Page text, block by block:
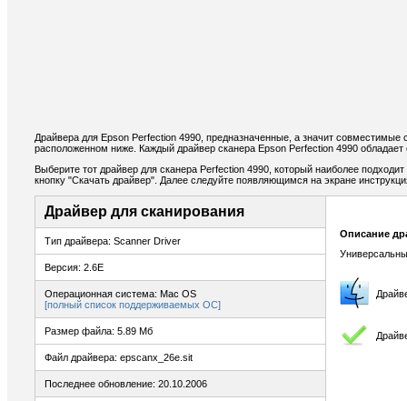
Драйвера для Epson Perfection 4990, предназначенные, а значит
расположенном ниже. Каждый драйвер сканера Epson Perfection 4990
Выберите тот драйвер для сканера Perfection 4990, который наиболее
кнопку "Скачать драйвер". Далее следуйте появляющимся на экране
Драйвер для сканирования
Тип драйвера: Scanner Driver
Версия: 2.6E
Операционная система: Mac OS
[полный список поддерживаемых ОС]
Размер файла: 5.89 Мб
Файл драйвера: epscanx_26e.sit
Последнее обновление: 20.10.2006
Описание